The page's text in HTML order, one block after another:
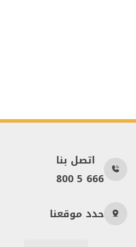
اتصل بنا
800 5 666
حدد موقعنا